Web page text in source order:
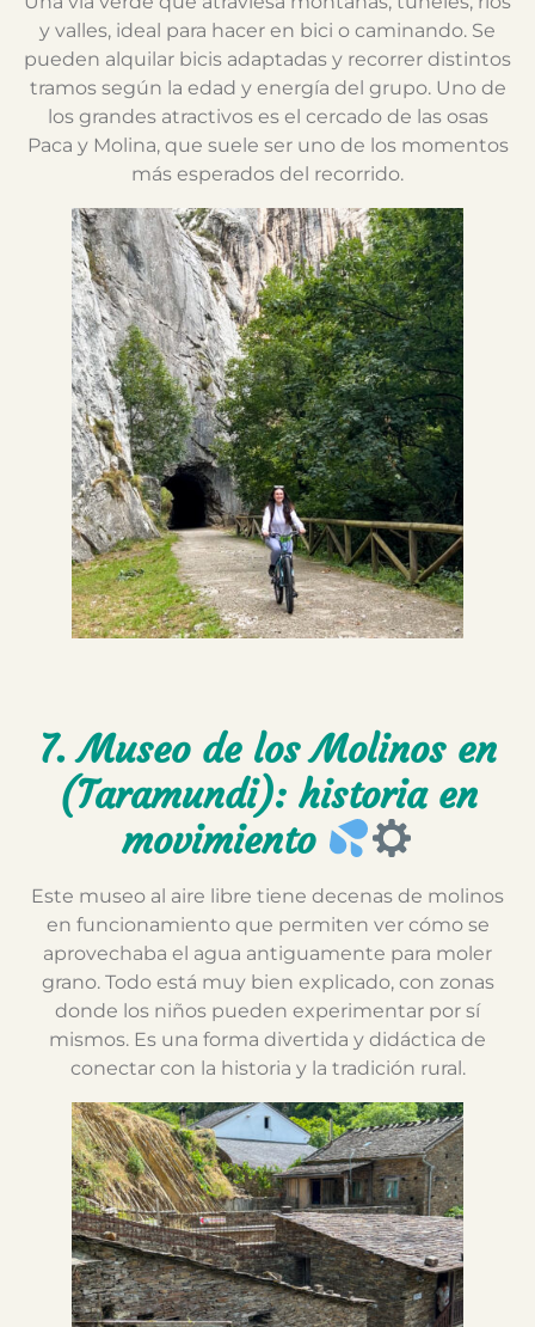
y valles, ideal para hacer en bici o caminando. Se
pueden alquilar bicis adaptadas y recorrer distintos
tramos según la edad y energía del grupo. Uno de
los grandes atractivos es el cercado de las osas
Paca y Molina, que suele ser uno de los momentos
más esperados del recorrido.
7. Museo de los Molinos en
(Taramundi): historia en
movimiento
Este museo al aire libre tiene decenas de molinos
en funcionamiento que permiten ver cómo se
aprovechaba el agua antiguamente para moler
grano. Todo está muy bien explicado, con zonas
donde los niños pueden experimentar por sí
mismos. Es una forma divertida y didáctica de
conectar con la historia y la tradición rural.